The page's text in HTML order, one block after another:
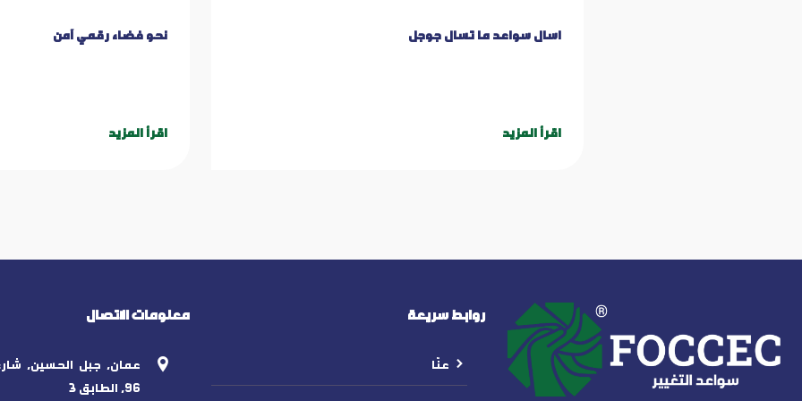
اسال سواعد ما تسال جوجل
اقرأ المزيد
نحو فضاء رقمي آمن
اقرأ المزيد
روابط سريعة
عنّا
معلومات الاتصال
عمان, جبل الحسين,
96, الطابق 3